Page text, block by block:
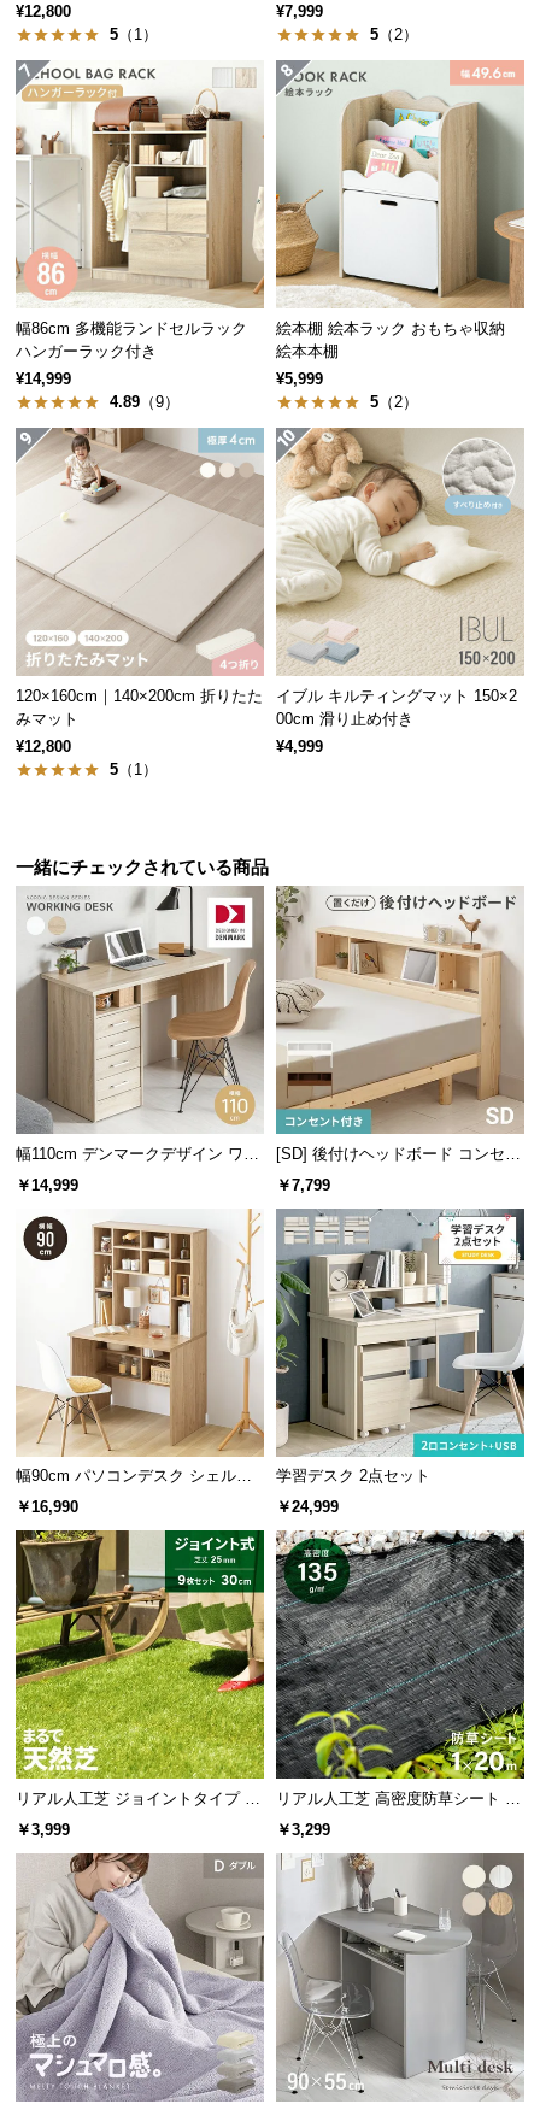
に
つ
い
て
会
規
に
つ
い
て
お
客
お
知
ら
せ
ロ
開閉しやすい手掛かり
前板を斜めカットした手掛かりにす
ることで、手が入りやすくスムーズ
に引き出せるようになっています。
見た目もスマートでおしゃれ。
左右どちらにも入れ替え自由
ラックは組み立て時に左右入れ替え可能。お部屋の
レイアウトや利き手に合わせて自由に変更できま
す。
書き痕が付きにくいPVC天板
天板には合成樹脂化粧板(PVC)を使用。キズや熱・水
分に強いので、筆記時も安心してお使い頂けます。
デスクの天板にぴったりのPVC
合成樹脂化粧板(PVC)は、美しい木
目と高い耐久性が特徴の特殊加工化
粧合板。合成樹脂で仕上げを施して
い素材です。
細かな部分にもこだわった設計
使いやすさを徹底的に追及した設計のデスク。毎日
長時間作業するデスクならではの工夫があります。
安心の面取り加工
腕が痛くならないよう、天板前面にやわらかなカー
ブを施しました。角でケガをする心配もありませ
ん。
¥12,800
5 （1）
¥7,999
5 （2）
幅86cm 多機能ランドセルラック
ハンガーラック付き
¥14,999
4.89 （9）
絵本棚 絵本ラック おもちゃ収納
絵本本棚
¥5,999
5 （2）
120×160cm｜140×200cm 折りたた
みマット
¥12,800
5 （1）
イブル キルティングマット 150×2
00cm 滑り止め付き
¥4,999
一緒にチェックされている商品
幅110cm デンマークデザイン ワー
クデスク
￥14,999
[SD] 後付けヘッドボード コンセン
ト付き 置くだけ
￥7,799
幅90cm パソコンデスク シェルフ
付き
￥16,990
学習デスク 2点セット
￥24,999
リアル人工芝 ジョイントタイプ 30
cm 9枚 芝丈25mm
￥3,999
リアル人工芝 高密度防草シート 1×
20m
￥3,299